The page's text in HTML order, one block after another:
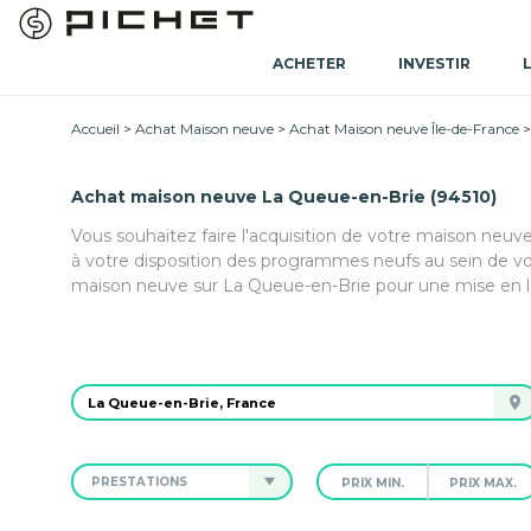
ACHETER INVESTIR
Accueil Achat Maison neuve Achat Maison neuve Île-de-France
Achat maison neuve La Queue-en-Brie (94510)
Vous souhaitez faire l'acquisition de votre maison
à votre disposition des programmes neufs au sein de
maison neuve sur La Queue-en-Brie pour une mise
PRESTATIONS